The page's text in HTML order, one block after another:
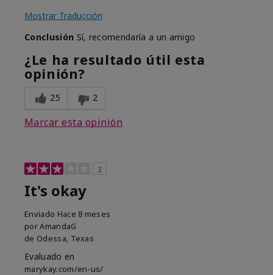
Mostrar Traducción
Conclusión Sí, recomendaría a un amigo
¿Le ha resultado útil esta
opinión?
25 2
Marcar esta opinión
3
It's okay
Enviado Hace 8 meses
porAmandaG
de Odessa, Texas
Evaluado en
marykay.com/en-us/